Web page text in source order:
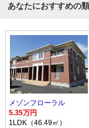
あなたにおすすめの
メゾンフローラル
5.35万円
1LDK（46.49㎡）